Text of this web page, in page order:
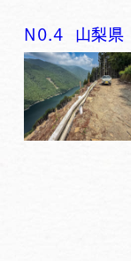
N0.4 山梨県